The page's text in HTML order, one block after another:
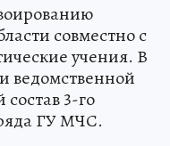
совместно с
учения. В
ведомственной
3-го
ГУ МЧС.